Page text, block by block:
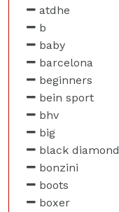
atdhe
b
baby
barcelona
beginners
bein sport
bhv
big
black diamond
bonzini
boots
boxer